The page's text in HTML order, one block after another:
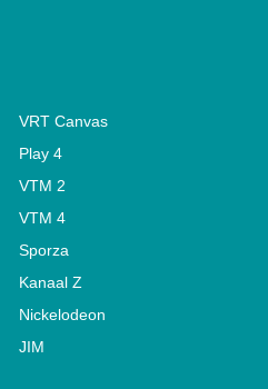
VRT Canvas
Play 4
VTM 2
VTM 4
Sporza
Kanaal Z
Nickelodeon
JIM